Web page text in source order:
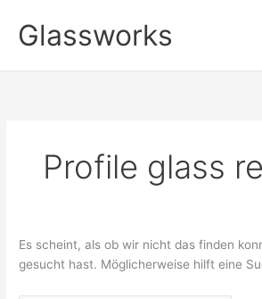
Inhalt
springenGlassworks
Profile glass
Es scheint, als ob wir nicht das finden
gesucht hast. Möglicherweise hilft eine
nach: